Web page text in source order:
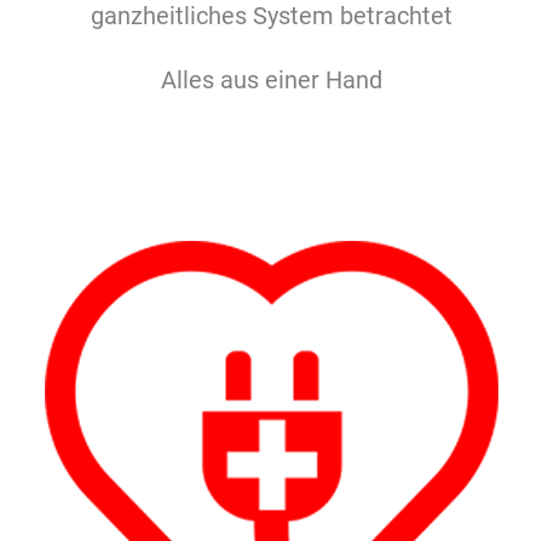
ganzheitliches System betrachtet
Alles aus einer Hand